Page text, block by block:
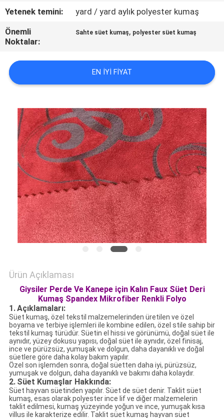
VAKALAR
COMPANY
NEWS
HARITASI
PRIVACY
POLICY
Yetenek temini:
yard / yard aylık polyester kumaş
Önemli
Noktalar:
Sahte süet kumaş, polyester süet kumaş
EN IYI FIYAT
Ürün Açıklaması
Giysiler Perde Ve Kanepe için Kalın Faux Süet Deri
Kumaş Spandex Mikrofiber Renkli Folyo
1.Açıklamaları:
Süet kumaş, özel tekstil malzemelerinden üretilen ve özel
boyama ve terbiye işlemleri ile kombine edilen, özel stile sahip bir
tekstil kumaş türüdür. Süetin el hissi ve görünümü, doğal süet ile
aynıdır, yüzey dokusu yapısı, doğal süet ile aynıdır, özel finisaj,
ince ve pürüzsüz, yumuşak ve dolgun, daha dayanıklı ve doğal
süetlere göre daha kolay bakım yapılır.
Özel son işlemden sonra, doğal süetten daha iyi, pürüzsüz,
yumuşak ve dolgun, daha dayanıklı ve bakımı daha kolaydır.
2. Süet Kumaşlar Hakkında:
Süet hayvan süetinden yapılır. Süet de süet denir. Taklit süet
kumaş, esas olarak polyester ince lif ve diğer malzemelerin
taklit edilmesi, kumaş yüzeyinde yoğun ve ince, yumuşak kısa
villus ile karakterize edilir. Taklit süet kumaş hayvan süet